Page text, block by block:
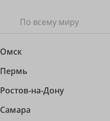
По всему миру
Омск
Пермь
Ростов-на-Дону
Самара